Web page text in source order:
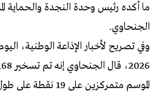
ما أكده رئيس وحدة النجدة والحماية
الجنحاوي.
الموسم متمركزين